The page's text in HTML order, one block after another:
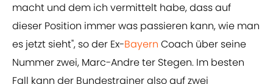
macht und dem ich vermittelt habe, dass auf
dieser Position immer was passieren kann, wie man
es jetzt sieht", so der Ex-Bayern Coach über seine
Nummer zwei, Marc-Andre ter Stegen. Im besten
Fall kann der Bundestrainer also auf zwei